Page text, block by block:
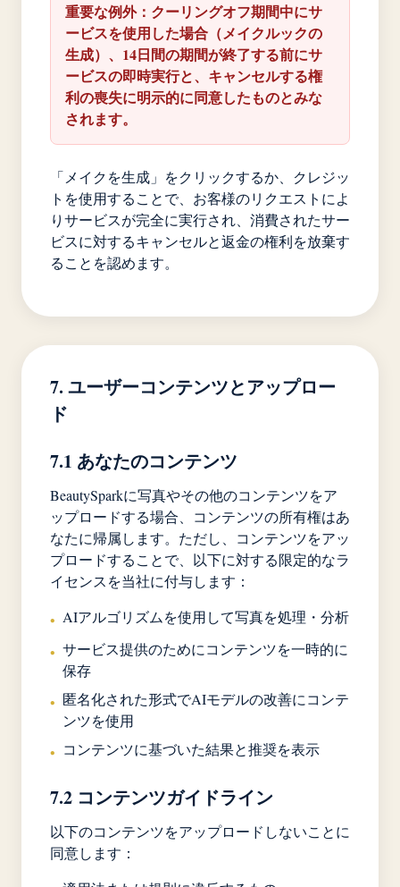
重要な例外：クーリングオフ期間中にサ
ービスを使用した場合（メイクルックの
生成）、14日間の期間が終了する前にサ
ービスの即時実行と、キャンセルする権
利の喪失に明示的に同意したものとみな
されます。
「メイクを生成」をクリックするか、クレジッ
トを使用することで、お客様のリクエストによ
りサービスが完全に実行され、消費されたサー
ビスに対するキャンセルと返金の権利を放棄す
ることを認めます。
7. ユーザーコンテンツとアップロー
ド
7.1 あなたのコンテンツ
BeautySparkに写真やその他のコンテンツをア
ップロードする場合、コンテンツの所有権はあ
なたに帰属します。ただし、コンテンツをアッ
プロードすることで、以下に対する限定的なラ
イセンスを当社に付与します：
• AIアルゴリズムを使用して写真を処理・分析
• サービス提供のためにコンテンツを一時的に
保存
• 匿名化された形式でAIモデルの改善にコンテ
ンツを使用
• コンテンツに基づいた結果と推奨を表示
7.2 コンテンツガイドライン
以下のコンテンツをアップロードしないことに
同意します：